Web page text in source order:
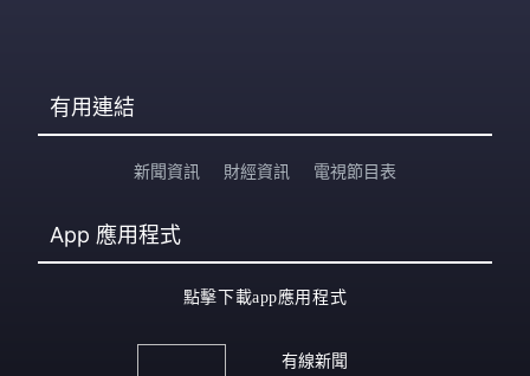
有用連結
新聞資訊 財經資訊 電視節目表
App 應用程式
點擊下載app應用程式
有線新聞